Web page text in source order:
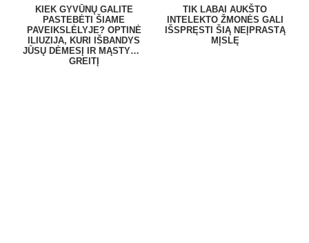
KIEK GYVŪNŲ GALITE
PASTEBĖTI ŠIAME
PAVEIKSLĖLYJE? OPTINĖ
ILIUZIJA, KURI IŠBANDYS
JŪSŲ DĖMESĮ IR MĄSTYMO
GREITĮ
TIK LABAI AUKŠTO
INTELEKTO ŽMONĖS GALI
IŠSPRĘSTI ŠIĄ NEĮPRASTĄ
MĮSLĘ